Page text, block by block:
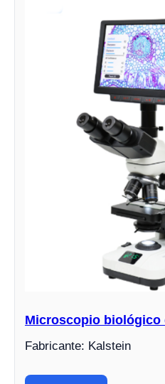
Microscopio biológico
Fabricante: Kalstein